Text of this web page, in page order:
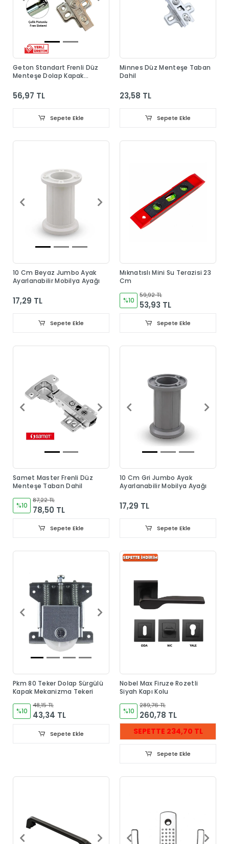
Geton Standart Frenli Düz
Menteşe Dolap Kapak
56,97 TL
Sepete Ekle
Minnes Düz Menteşe Taban
Dahil
23,58 TL
Sepete Ekle
10 Cm Beyaz Jumbo Ayak
Ayarlanabilir Mobilya Ayağı
17,29 TL
Sepete Ekle
Mıknatıslı Mini Su Terazisi 23
Cm
%10
59,92 TL
53,93 TL
Sepete Ekle
Samet Master Frenli Düz
Menteşe Taban Dahil
%10
87,22 TL
78,50 TL
Sepete Ekle
10 Cm Gri Jumbo Ayak
Ayarlanabilir Mobilya Ayağı
17,29 TL
Sepete Ekle
Pkm 80 Teker Dolap Sürgülü
Kapak Mekanizma Tekeri
%10
48,15 TL
43,34 TL
Sepete Ekle
Nobel Max Firuze Rozetli
Siyah Kapı Kolu
%10
289,76 TL
260,78 TL
SEPETTE 234,70 TL
Sepete Ekle